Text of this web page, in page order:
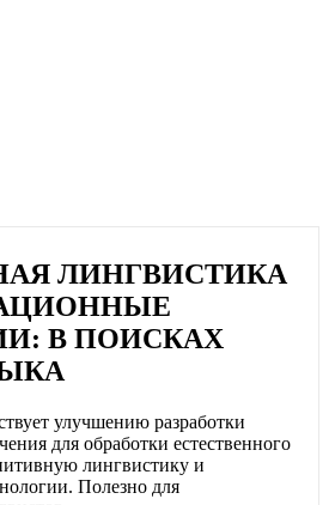
ЛИНГВИСТИКА
В ПОИСКАХ
улучшению разработки
для обработки естественного
лингвистику и
Полезно для